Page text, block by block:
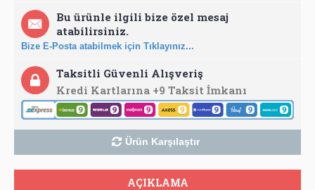
Bu ürünle ilgili bize özel mesaj
atabilirsiniz.
Bize E-Posta atabilmek için Tıklayınız...
Taksitli Güvenli Alışveriş
Kredi Kartlarına +9 Taksit İmkanı
Ürün Karşılaştır
AÇIKLAMA